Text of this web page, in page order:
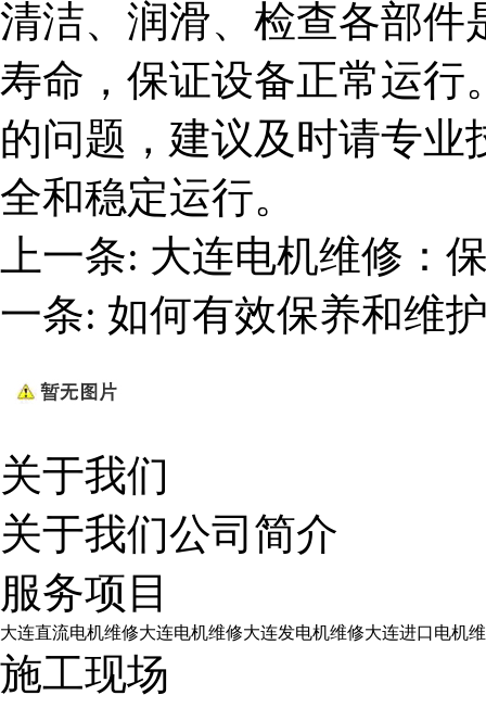
清洁、润滑、检查各部件
寿命，保证设备正常运行
的问题，建议及时请专
全和稳定运行。
上一条: 大连电机维修：
一条: 如何有效保养和维
关于我们
关于我们公司简介
服务项目
大连直流电机维修大连电机维修大连发电机维修大连进口电机
施工现场